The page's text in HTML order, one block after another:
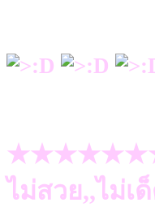
ไม่สวย,,ไม่เ